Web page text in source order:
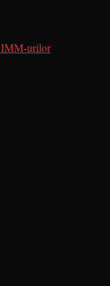
IMM-urilor